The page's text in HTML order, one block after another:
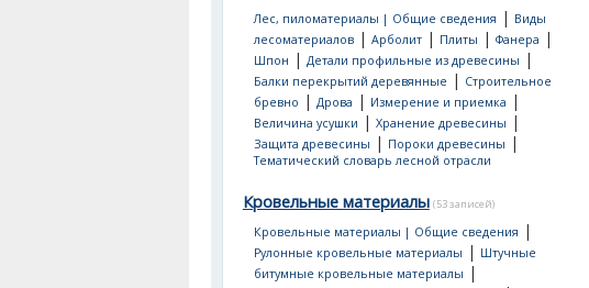
Лес, пиломатериалы | Общие сведения | Виды
лесоматериалов| Арболит| Плиты | Фанера |
Шпон | Детали профильные из древесины |
Балки перекрытий деревянные | Строительное
бревно | Дрова | Измерение и приемка |
Величина усушки | Хранение древесины |
Защита древесины | Пороки древесины |
Тематический словарь лесной отрасли
Кровельные материалы (53 записей)
Кровельные материалы | Общие сведения |
Рулонные кровельные материалы | Штучные
битумные кровельные материалы |